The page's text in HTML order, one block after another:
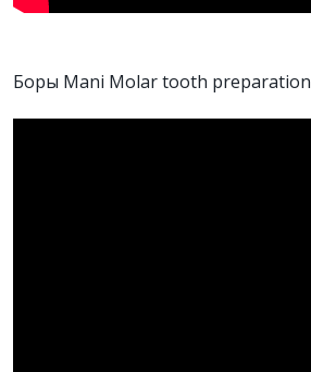
Боры Mani Molar tooth preparation